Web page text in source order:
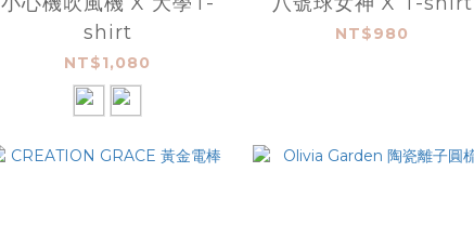
shirt
NT$1,080
NT$980